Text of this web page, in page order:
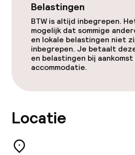
Belastingen
BTW is altijd inbegrepen.
mogelijk dat sommige
en lokale belastingen niet
inbegrepen. Je betaalt
en belastingen bij aankomst
accommodatie.
Locatie